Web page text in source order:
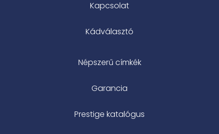
Kapcsolat
Kádválasztó
Népszerű címkék
Garancia
Prestige katalógus